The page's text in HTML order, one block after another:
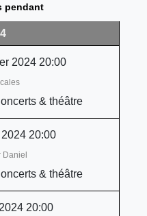
pendant
2024 20:00
& théâtre
20:00
& théâtre
20:00